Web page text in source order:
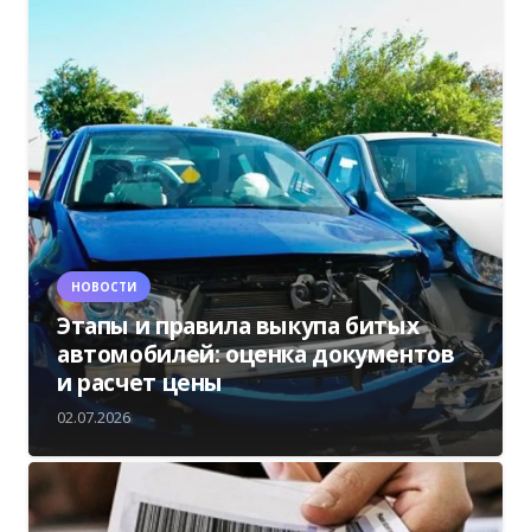
НОВОСТИ
Этапы и правила выкупа битых
автомобилей: оценка документов
и расчет цены
02.07.2026